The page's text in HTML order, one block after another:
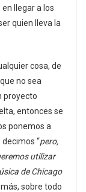
llegar a los
quien lleva la
cosa, de
no sea
proyecto
entonces se
ponemos a
“pero,
utilizar
de Chicago
sobre todo